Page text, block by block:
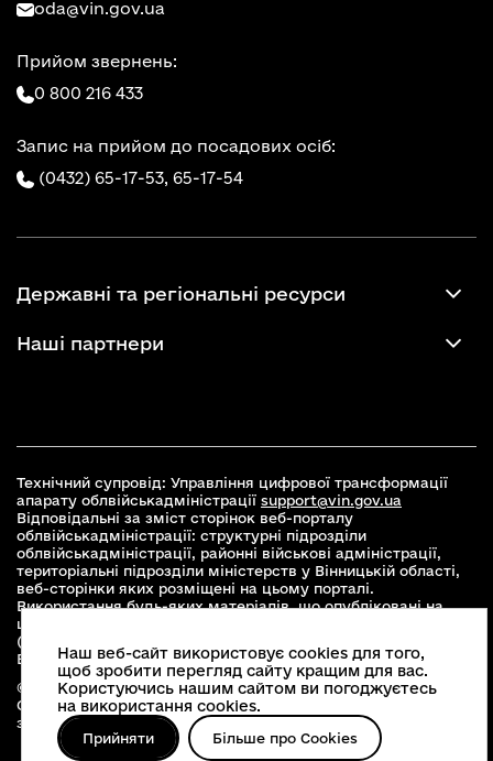
oda@vin.gov.ua
Прийом звернень:
0 800 216 433
Запис на прийом до посадових осіб:
(0432) 65-17-53, 65-17-54
Державні та регіональні ресурси
Наші партнери
Технічний супровід: Управління цифрової трансформації
апарату облвійськадміністрації support@vin.gov.ua
Відповідальні за зміст сторінок веб-порталу
облвійськадміністрації: структурні підрозділи
облвійськадміністрації, районні військові адміністрації,
територіальні підрозділи міністерств у Вінницькій області,
веб-сторінки яких розміщені на цьому порталі.
Використання будь-яких матеріалів, що опубліковані на
цьому сайті, дозволяється при умові зазначення посилання
(для інтернет-видань - гіперпосилання) на офіційний сайт
Вінницької облвійськадміністраціїwww.vin.gov.ua .
© 2026 Весь контент доступний за ліцензією Creative
Commons Attribution 4.0 International license, якщо не
зазначено інше
Наш веб-сайт використовує cookies для того,
щоб зробити перегляд сайту кращим для вас.
Користуючись нашим сайтом ви погоджуєтесь
на використання cookies.
Прийняти Більше про Cookies